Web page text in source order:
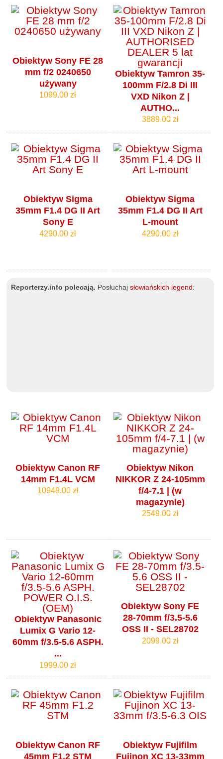
Obiektyw Sony FE 28
mm f/2 0240650
używany
1099.00 zł
Obiektyw Tamron 35-
100mm F/2.8 Di III
VXD Nikon Z |
AUTHO...
3889.00 zł
Obiektyw Sigma
35mm F1.4 DG II Art
Sony E
4290.00 zł
Obiektyw Sigma
35mm F1.4 DG II Art
L-mount
4290.00 zł
Reporterzy.info polecają. Posłuchajsłowiańskich legend :
Obiektyw Canon RF
14mm F1.4L VCM
10949.00 zł
Obiektyw Nikon
NIKKOR Z 24-105mm
f/4‑7.1 | (w
magazynie)
2549.00 zł
Obiektyw Panasonic
Lumix G Vario 12-
60mm f/3.5-5.6 ASPH.
...
1999.00 zł
Obiektyw Sony FE
28-70mm f/3.5-5.6
OSS II - SEL28702
2099.00 zł
Obiektyw Canon RF
45mm F1.2 STM
Obiektyw Fujifilm
Fujinon XC 13-33mm